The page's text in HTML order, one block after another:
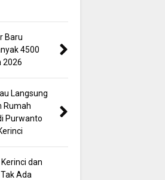
Baru
4500
2026
Langsung
Rumah
Purwanto
dan
Ada